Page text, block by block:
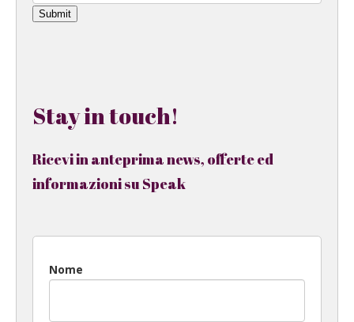
Submit
Stay in touch!
Ricevi in anteprima news, offerte ed
informazioni su Speak
Nome